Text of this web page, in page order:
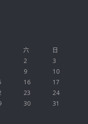
六
日
2
3
9
10
16
17
23
24
30 31